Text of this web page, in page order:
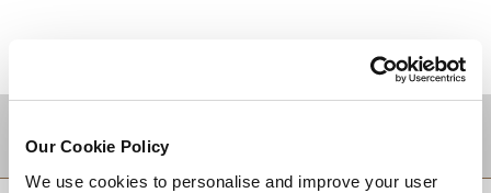
Our Cookie Policy
We use cookies to personalise and improve your user
目的地